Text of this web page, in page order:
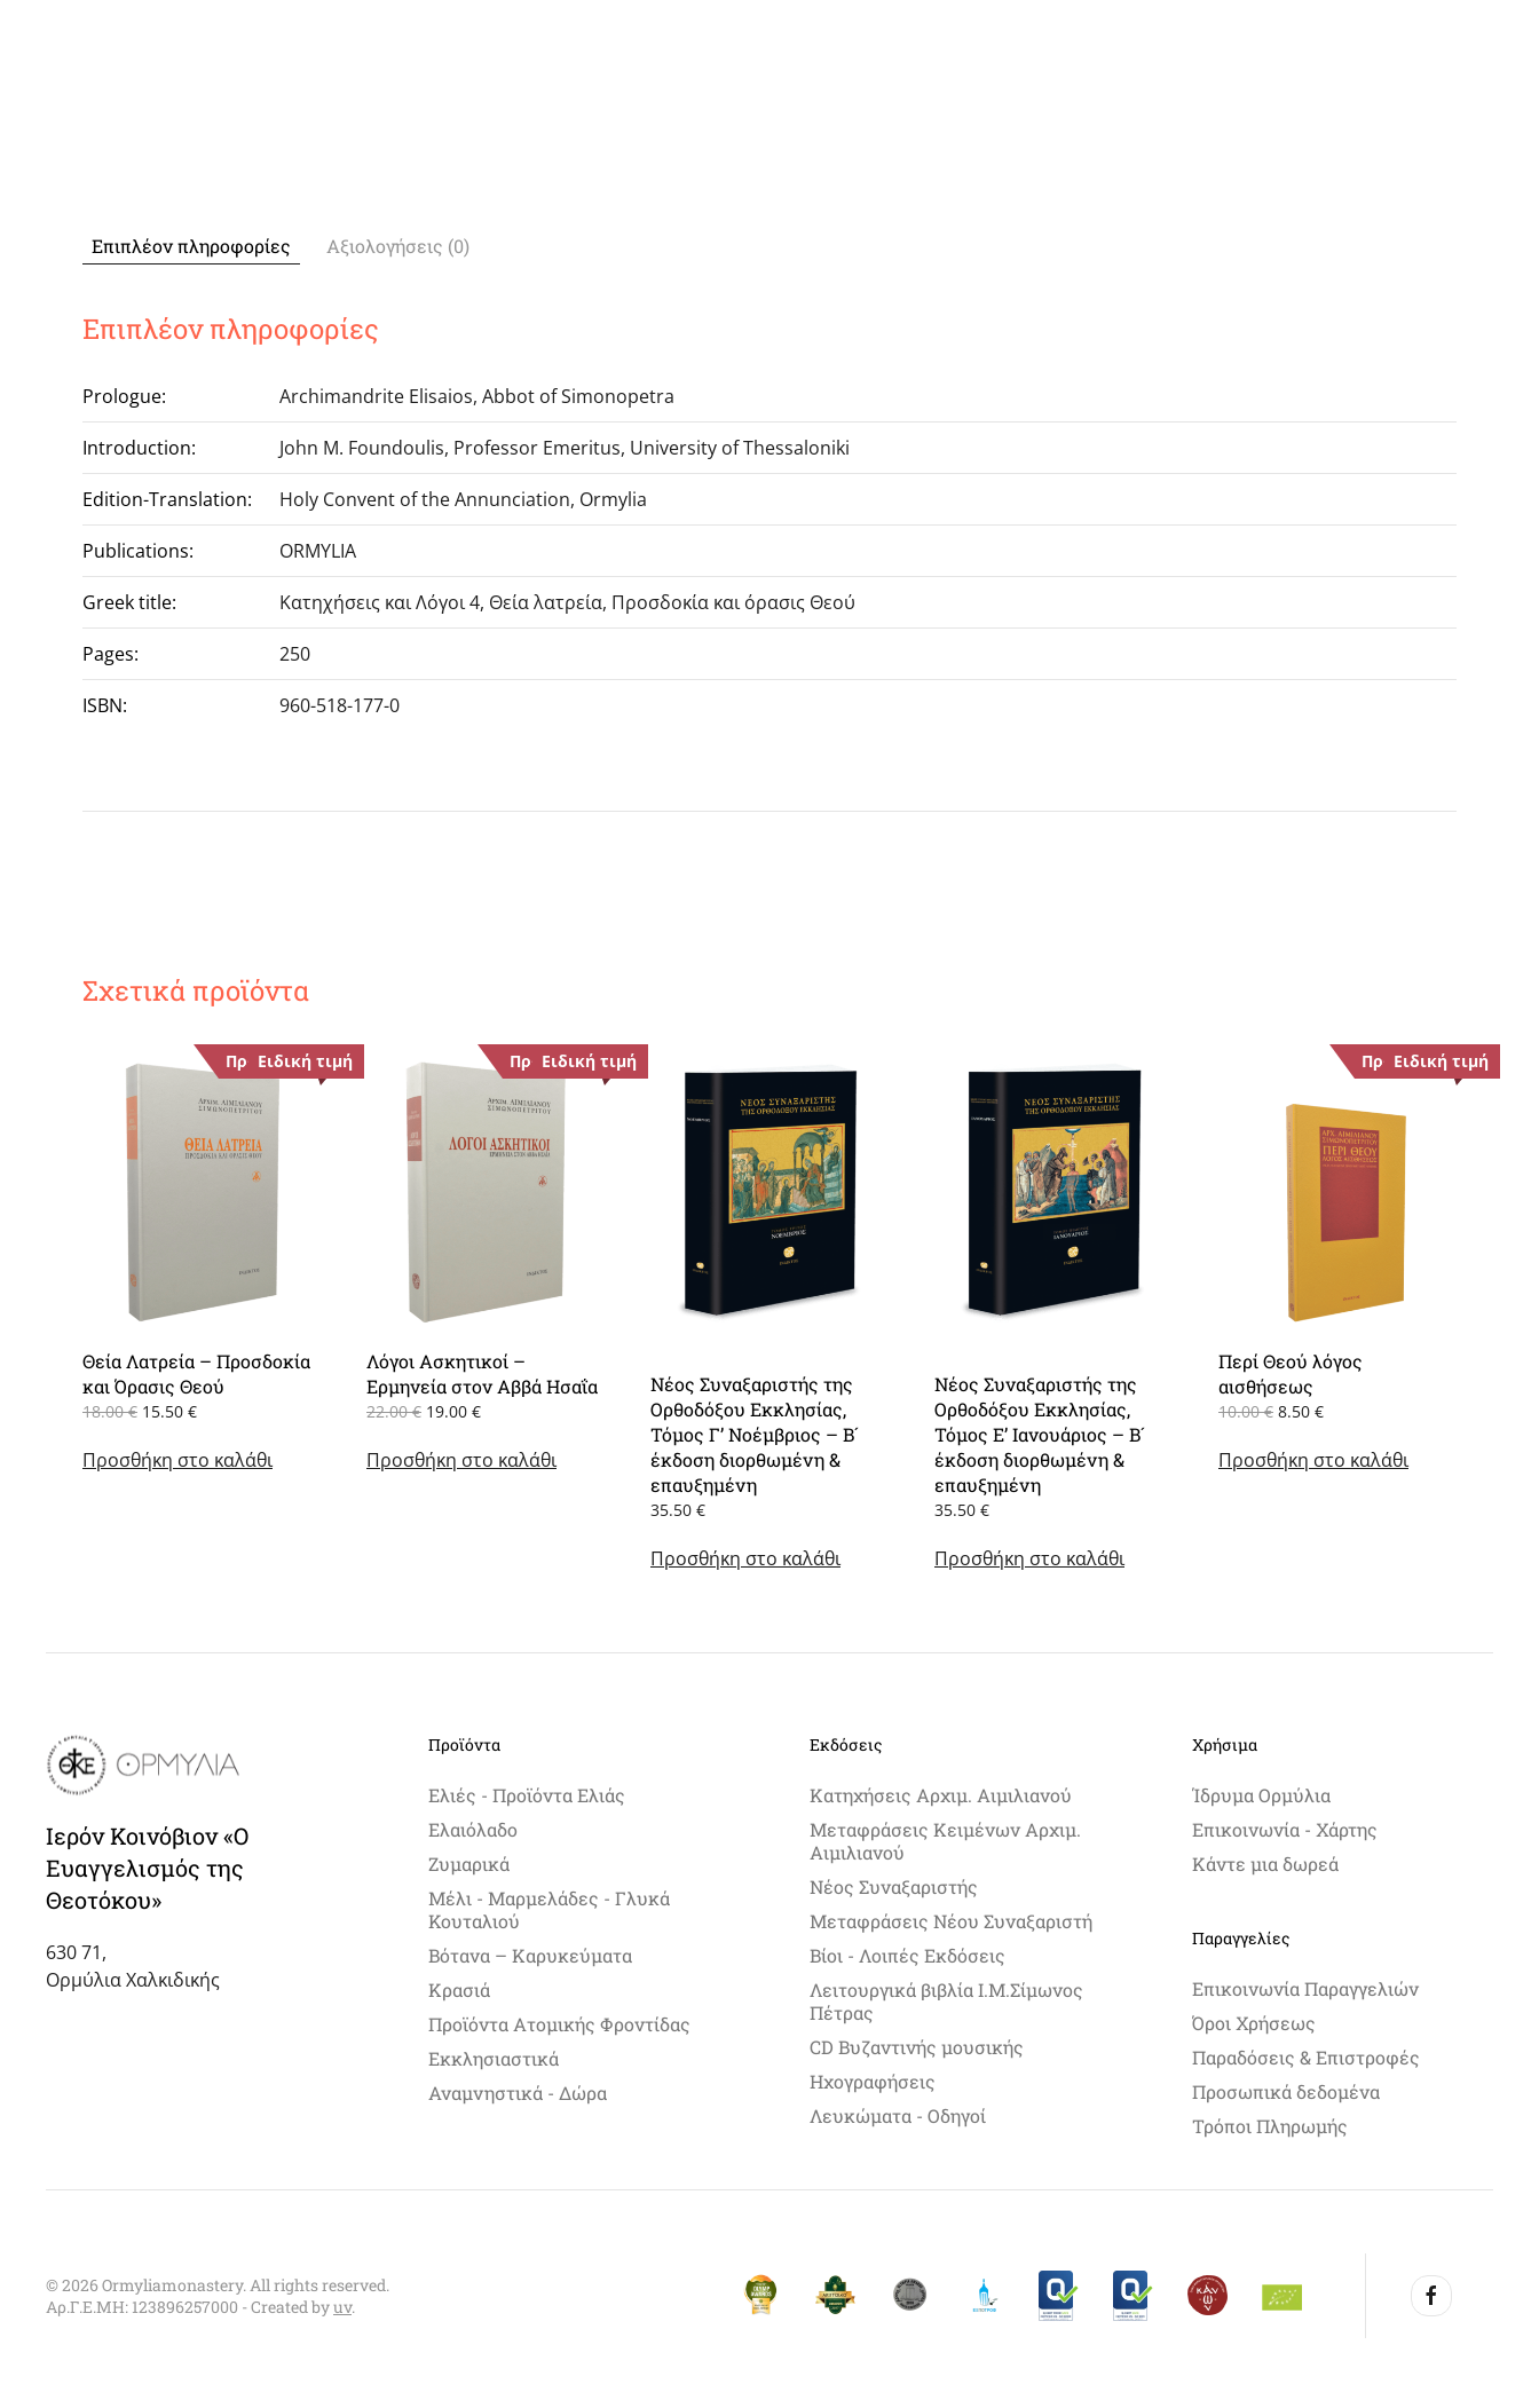
Επιπλέον πληροφορίες Αξιολογήσεις (0)
Επιπλέον πληροφορίες
Prologue: Archimandrite Elisaios, Abbot of Simonopetra
Introduction: John M. Foundoulis, Professor Emeritus, University of Thessaloniki
Edition-Translation: Holy Convent of the Annunciation, Ormylia
Publications: ORMYLIA
Greek title: Κατηχήσεις και Λόγοι 4, Θεία λατρεία, Προσδοκία και όρασις Θεού
Pages: 250
ISBN: 960-518-177-0
Σχετικά προϊόντα
Προσφορά!
Ειδική τιμή
Θεία Λατρεία – Προσδοκία
και Όρασις Θεού
18.00€ Original
was:
15.50 €Η
τιμή
Προσθήκη στο καλάθι
Προσφορά!
Ειδική τιμή
Λόγοι Ασκητικοί –
Ερμηνεία στον Αββά Ησαΐα
22.00€ Original
was:
19.00 €Η
τιμή
Προσθήκη στο καλάθι
Νέος Συναξαριστής της
Ορθοδόξου Εκκλησίας,
Τόμος Γ’ Νοέμβριος – Β´
έκδοση διορθωμένη &
επαυξημένη
35.50 €
Προσθήκη στο καλάθι
Νέος Συναξαριστής της
Ορθοδόξου Εκκλησίας,
Τόμος Ε’ Ιανουάριος – Β´
έκδοση διορθωμένη &
επαυξημένη
35.50 €
Προσθήκη στο καλάθι
Προσφορά!
Ειδική τιμή
Περί Θεού λόγος
αισθήσεως
10.00€ Original
was:
8.50 €Η
τιμή
Προσθήκη στο καλάθι
Ιερόν Κοινόβιον «Ο
Ευαγγελισμός της
Θεοτόκου»
630 71,
Ορμύλια Χαλκιδικής
Προϊόντα
Ελιές - Προϊόντα Ελιάς
Ελαιόλαδο
Ζυμαρικά
Μέλι - Μαρμελάδες - Γλυκά
Κουταλιού
Βότανα – Καρυκεύματα
Κρασιά
Προϊόντα Ατομικής Φροντίδας
Εκκλησιαστικά
Αναμνηστικά - Δώρα
Εκδόσεις
Κατηχήσεις Αρχιμ. Αιμιλιανού
Μεταφράσεις Κειμένων Αρχιμ.
Αιμιλιανού
Νέος Συναξαριστής
Μεταφράσεις Νέου Συναξαριστή
Βίοι - Λοιπές Εκδόσεις
Λειτουργικά βιβλία Ι.Μ.Σίμωνος
Πέτρας
CD Βυζαντινής μουσικής
Ηχογραφήσεις
Λευκώματα - Οδηγοί
Χρήσιμα
Ίδρυμα Ορμύλια
Επικοινωνία - Χάρτης
Κάντε μια δωρεά
Παραγγελίες
Επικοινωνία Παραγγελιών
Όροι Χρήσεως
Παραδόσεις & Επιστροφές
Προσωπικά δεδομένα
Τρόποι Πληρωμής
©2026Ormyliamonastery. All rights reserved.
Αρ.Γ.Ε.ΜΗ: 123896257000 - Created byuv.